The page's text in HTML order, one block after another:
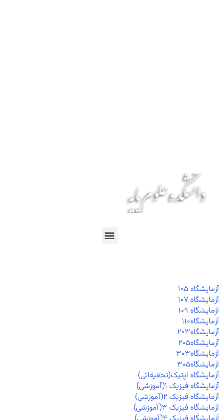
آزمايشگاه ۱۰۵
آزمايشگاه ۱۰۷
آزمايشگاه ۱۰۹
آزمايشگاه۱۱۰
آزمايشگاه۲۰۳
آزمايشگاه۲۰۵
آزمايشگاه۳۰۳
آزمايشگاه۳۰۵
آزمایشگاه اپتیک(تحقیقاتی)
آزمایشگاه فیزیک ۱(آموزشی)
آزمایشگاه فیزیک ۲(آموزشی)
آزمایشگاه فیزیک ۳(آموزشی)